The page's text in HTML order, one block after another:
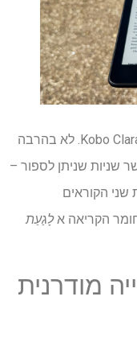
ה-Kindle Colorsoft מהיר יותר מ-Kobo Clara Color. לא בהרבה
שניות שניתן לספור –
שני הקוראים
חומר הקריאה אלָגַעַת
מודרנית